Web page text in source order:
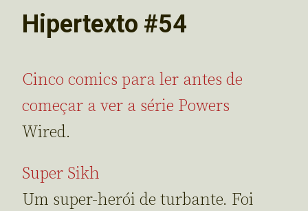
Hipertexto #54
Cinco comics para ler antes de
começar a ver a série Powers
Wired.
Super Sikh
Um super-herói de turbante. Foi